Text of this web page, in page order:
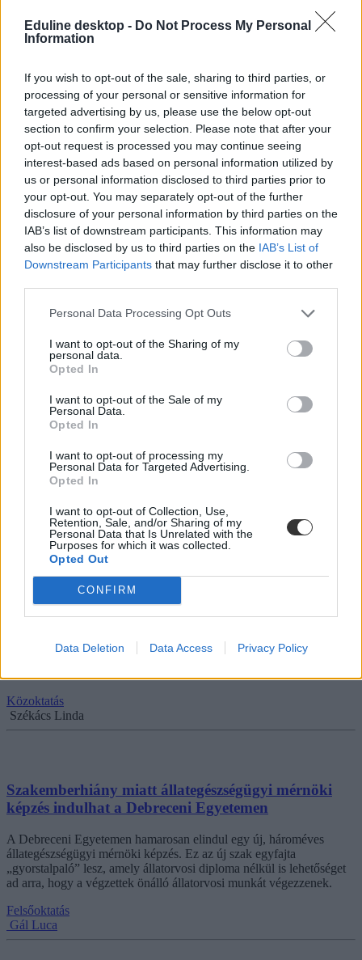
Eduline desktop - Do Not Process My Personal
Information
If you wish to opt-out of the sale, sharing to third parties, or
processing of your personal or sensitive information for
targeted advertising by us, please use the below opt-out
section to confirm your selection. Please note that after your
opt-out request is processed you may continue seeing
interest-based ads based on personal information utilized by
us or personal information disclosed to third parties prior to
your opt-out. You may separately opt-out of the further
disclosure of your personal information by third parties on the
IAB’s list of downstream participants. This information may
also be disclosed by us to third parties on the IAB’s List of
Downstream Participants that may further disclose it to other
Personal Data Processing Opt Outs
I want to opt-out of the Sharing of my
personal data.
Opted In
I want to opt-out of the Sale of my
Personal Data.
Opted In
I want to opt-out of processing my
Personal Data for Targeted Advertising.
Opted In
I want to opt-out of Collection, Use,
Retention, Sale, and/or Sharing of my
Personal Data that Is Unrelated with the
Purposes for which it was collected.
Opted Out
CONFIRM
Data Deletion Data Access Privacy Policy
Balázs jön ide fórumot tartani" - debreceni
hallgatók kérdezték a minisztert
Kellemetlen kérdésekbe futott bele a kultúráért és innovációért
felelős miniszter a Debreceni Egyetemen tartott 'Kérdezd a
Minisztert' elnevezésű fórumon.
Felsőoktatás
Palotás Zsuzsanna
Dr. Bács Zoltán volt az egyetlen pályázó.
Palotás Zsuzsanna
Sulyok Tamás szerint az emberi példamutatás
Egyetem
Felsőoktatás
Székács Linda
Iskolák tucatjai rongálódtak meg a hétfői viharban;
Bár a nyári szünidő miatt tanítás nincs, számos iskolaépületben nyári
Közoktatás
Székács Linda
Szakemberhiány miatt állategészségügyi mérnöki
képzés indulhat a Debreceni Egyetemen
A Debreceni Egyetemen hamarosan elindul egy új, hároméves
állategészségügyi mérnöki képzés. Ez az új szak egyfajta
„gyorstalpaló” lesz, amely állatorvosi diploma nélkül is lehetőséget
ad arra, hogy a végzettek önálló állatorvosi munkát végezzenek.
Felsőoktatás
Gál Luca